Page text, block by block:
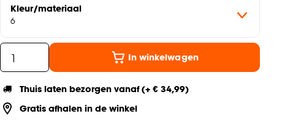
Kleur/materiaal
6
In winkelwagen
Thuis laten bezorgen vanaf (+ € 34,99)
Gratis afhalen in de winkel